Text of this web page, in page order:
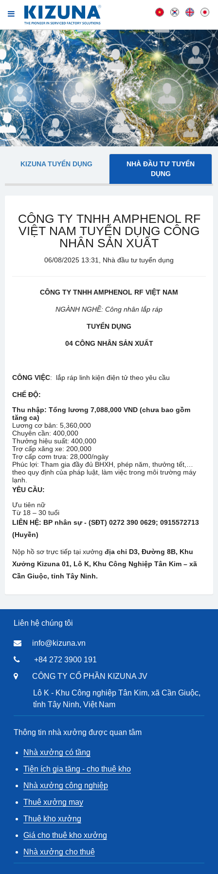
KIZUNA TUYỂN DỤNG
NHÀ ĐẦU TƯ TUYỂN
DỤNG
CÔNG TY TNHH AMPHENOL RF
VIỆT NAM TUYỂN DỤNG CÔNG
NHÂN SẢN XUẤT
06/08/2025 13:31, Nhà đầu tư tuyển dụng
CÔNG TY TNHH AMPHENOL RF VIỆT NAM
NGÀNH NGHỀ: Công nhân lắp ráp
TUYỂN DỤNG
04 CÔNG NHÂN SẢN XUẤT
CÔNG VIỆC: lắp ráp linh kiện điện tử theo yêu cầu
CHẾ ĐỘ:
Thu nhập: Tổng lương 7,088,000 VND (chưa bao gồm
tăng ca)
Lương cơ bản: 5,360,000
Chuyên cần: 400,000
Thưởng hiệu suất: 400,000
Trợ cấp xăng xe: 200,000
Trợ cấp cơm trưa: 28,000/ngày
Phúc lợi: Tham gia đầy đủ BHXH, phép năm, thưởng tết,…
theo quy định của pháp luật, làm việc trong môi trường máy
lạnh.
YÊU CẦU:
Ưu tiên nữ
Từ 18 – 30 tuổi
LIÊN HỆ: BP nhân sự - (SĐT) 0272 390 0629; 0915572713
(Huyền)
Nộp hồ sơ trực tiếp tại xưởng địa chỉ D3, Đường 8B, Khu
Xưởng Kizuna 01, Lô K, Khu Công Nghiệp Tân Kim – xã
Cần Giuộc, tỉnh Tây Ninh.
Liên hệ chúng tôi
info@kizuna.vn
+84 272 3900 191
CÔNG TY CỔ PHẦN KIZUNA JV
Lô K - Khu Công nghiệp Tân Kim, xã Cần Giuộc,
tỉnh Tây Ninh, Việt Nam
Thông tin nhà xưởng được quan tâm
Nhà xưởng có tầng
Tiện ích gia tăng - cho thuê kho
Nhà xưởng công nghiệp
Thuê xưởng may
Thuê kho xưởng
Giá cho thuê kho xưởng
Nhà xưởng cho thuê